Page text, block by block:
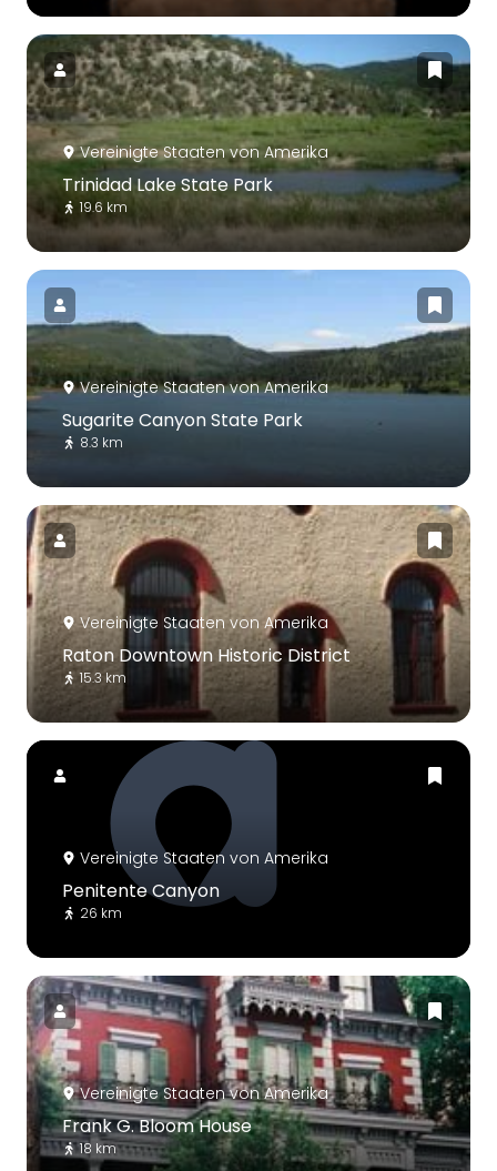
Vereinigte Staaten von Amerika
Trinidad Lake State Park
19.6 km
Vereinigte Staaten von Amerika
Sugarite Canyon State Park
8.3 km
Vereinigte Staaten von Amerika
Raton Downtown Historic District
15.3 km
Vereinigte Staaten von Amerika
Penitente Canyon
26 km
Vereinigte Staaten von Amerika
Frank G. Bloom House
18 km